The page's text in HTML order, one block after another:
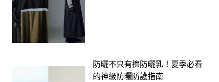
防曬不只有擦防曬乳！夏季必看
的神級防曬防護指南